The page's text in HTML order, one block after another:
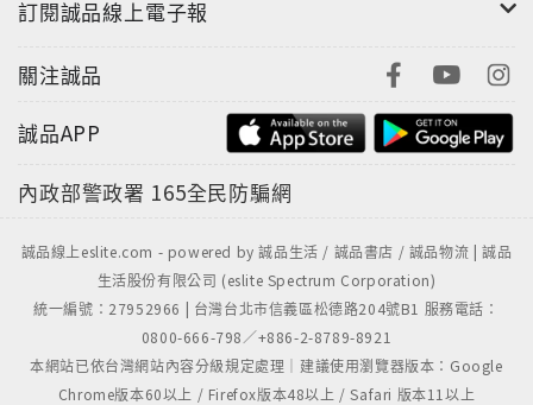
訂閱誠品線上電子報
關注誠品
誠品APP
內政部警政署 165全民防騙網
誠品線上eslite.com - powered by 誠品生活 / 誠品書店 / 誠品物流 | 誠品
生活股份有限公司 (eslite Spectrum Corporation)
統一編號：27952966 | 台灣台北市信義區松德路204號B1 服務電話：
0800-666-798／+886-2-8789-8921
本網站已依台灣網站內容分級規定處理｜建議使用瀏覽器版本：Google
Chrome版本60以上 / Firefox版本48以上 / Safari 版本11以上